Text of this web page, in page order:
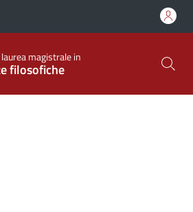
magistrale in
filosofiche